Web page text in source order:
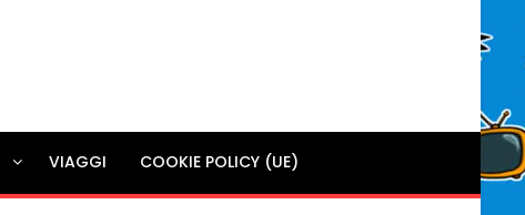
VIAGGI COOKIE POLICY (UE)